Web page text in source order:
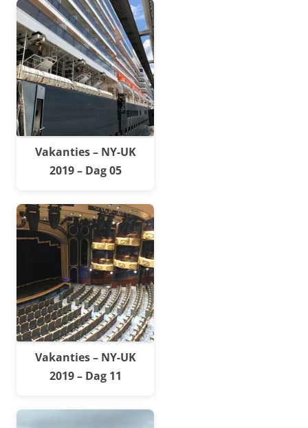
Vakanties – NY-UK
2019 – Dag 05
Vakanties – NY-UK
2019 – Dag 11